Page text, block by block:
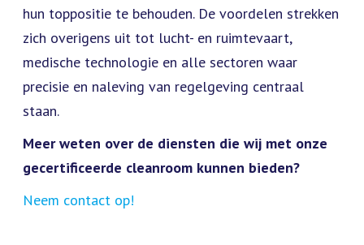
hun toppositie te behouden. De voordelen strekken
zich overigens uit tot lucht- en ruimtevaart,
medische technologie en alle sectoren waar
precisie en naleving van regelgeving centraal
staan.
Meer weten over de diensten die wij met onze
gecertificeerde cleanroom kunnen bieden?
Neem contact op!